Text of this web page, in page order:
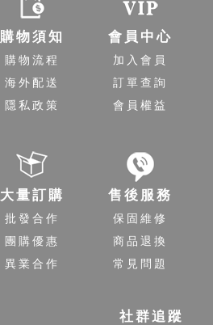
購物須知
購物流程
海外配送
隱私政策
會員中心
加入會員
訂單查詢
會員權益
大量訂購
批發合作
團購優惠
異業合作
售後服務
保固維修
商品退換
常見問題
社群追蹤